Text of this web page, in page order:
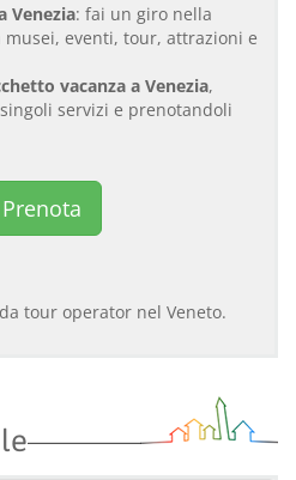
Venezia: fai un giro nella
musei, eventi, tour, attrazioni e
vacanza a Venezia,
servizi e prenotandoli
tour operator nel Veneto.